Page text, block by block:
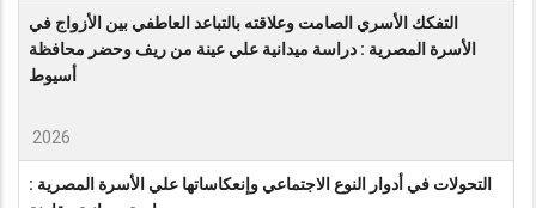
التفكك الأسري الصامت وعلاقته بالتباعد العاطفي بين الأزواج في
الأسرة المصرية : دراسة ميدانية علي عينة من ريف وحضر محافظة
أسيوط
2026
التحولات في أدوار النوع الاجتماعي وإنعكاساتها علي الأسرة المصرية :